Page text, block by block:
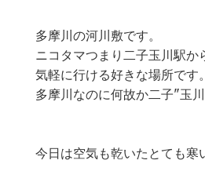
多摩川の河川敷です。
ニコタマつまり二子玉川駅か
気軽に行ける好きな場所です。
多摩川なのに何故か二子"玉川
今日は空気も乾いたとても寒